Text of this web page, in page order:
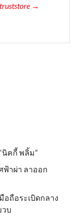
→
นิคกี้ พลิ้ม”
ฟ้าผ่า ลาออก
ถือระเบิดกลาง
บ